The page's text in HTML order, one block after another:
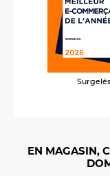
EN MAGASIN,